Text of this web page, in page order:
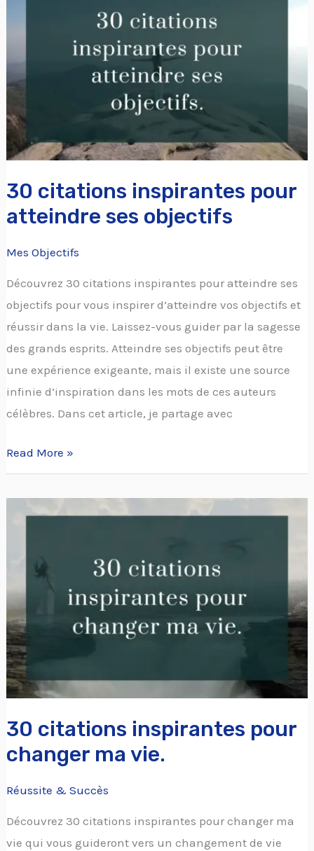
30 citations inspirantes pour
atteindre ses objectifs
Mes Objectifs
Découvrez 30 citations inspirantes pour atteindre ses
objectifs pour vous inspirer d’atteindre vos objectifs et
réussir dans la vie. Laissez-vous guider par la sagesse
des grands esprits. Atteindre ses objectifs peut être
une expérience exigeante, mais il existe une source
infinie d’inspiration dans les mots de ces auteurs
célèbres. Dans cet article, je partage avec
ses
Read More »
30 citations inspirantes pour
changer ma vie.
Réussite & Succès
Découvrez 30 citations inspirantes pour changer ma
vie qui vous guideront vers un changement de vie
changer
ma
vie.